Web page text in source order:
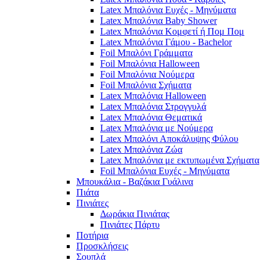
Latex Μπαλόνια Ευχές - Μηνύματα
Latex Μπαλόνια Baby Shower
Latex Μπαλόνια Κομφετί ή Πομ Πομ
Latex Μπαλόνια Γάμου - Bachelor
Foil Μπαλόνι Γράμματα
Foil Μπαλόνια Halloween
Foil Μπαλόνια Νούμερα
Foil Μπαλόνια Σχήματα
Latex Μπαλόνια Halloween
Latex Μπαλόνια Στρογγυλά
Latex Μπαλόνια Θεματικά
Latex Μπαλόνια με Νούμερα
Latex Μπαλόνι Αποκάλυψης Φύλου
Latex Μπαλόνια Ζώα
Latex Μπαλόνια με εκτυπωμένα Σχήματα
Foil Μπαλόνια Ευχές - Μηνύματα
Μπουκάλια - Βαζάκια Γυάλινα
Πιάτα
Πινιάτες
Δωράκια Πινιάτας
Πινιάτες Πάρτυ
Ποτήρια
Προσκλήσεις
Σουπλά